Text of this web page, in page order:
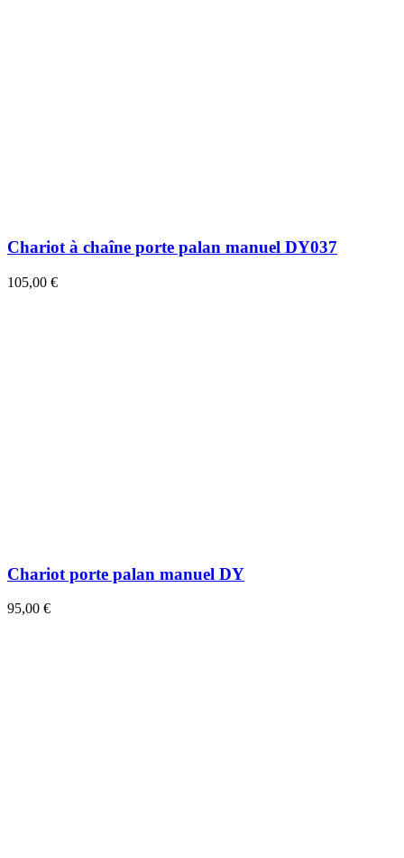
Chariot à chaîne porte palan manuel DY037
105,00 €
Chariot porte palan manuel DY
95,00 €